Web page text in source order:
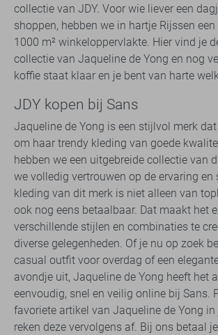
collectie van JDY. Voor wie liever een
shoppen, hebben we in hartje Rijssen
1000 m² winkeloppervlakte. Hier vind je
collectie van Jaqueline de Yong en nog
koffie staat klaar en je bent van harte
JDY kopen bij Sans
Jaqueline de Yong is een stijlvol merk
om haar trendy kleding van goede
hebben we een uitgebreide collectie van
we volledig vertrouwen op de ervaring en
kleding van dit merk is niet alleen van
ook nog eens betaalbaar. Dat maakt het
verschillende stijlen en combinaties te
diverse gelegenheden. Of je nu op zoek
casual outfit voor overdag of een
avondje uit, Jaqueline de Yong heeft het
eenvoudig, snel en veilig online bij Sans.
favoriete artikel van Jaqueline de Yong
reken deze vervolgens af. Bij ons betaal